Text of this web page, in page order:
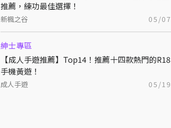
推薦，練功最佳選擇！
新楓之谷 05/07
紳士專區
【成人手遊推薦】Top14！推薦十四款熱門的R18
手機黃遊！
成人手遊 05/19